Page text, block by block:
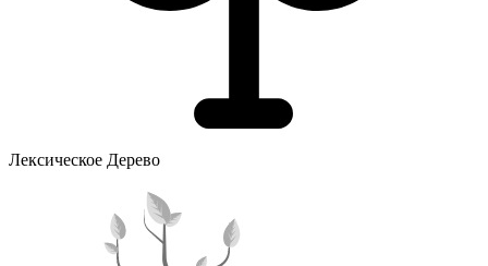
Лексическое Дерево